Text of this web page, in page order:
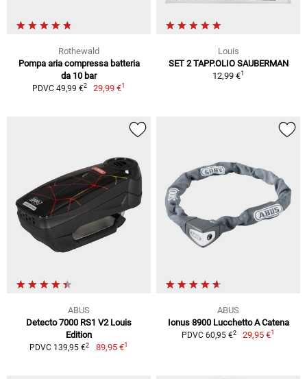
Rothewald
Pompa aria compressa batteria
da 10 bar
PDVC 49,99 €2 29,99 €1
Louis
SET 2 TAPP.OLIO SAUBERMAN
12,99 €1
ABUS
Detecto 7000 RS1 V2 Louis
Edition
PDVC 139,95 €2 89,95 €1
ABUS
Ionus 8900 Lucchetto A Catena
PDVC 60,95 €2 29,95 €1